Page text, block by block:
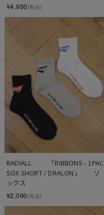
¥4,950(税込)
RADIALL  　　「RIBBONS - 1PAC
SOX SHORT / DRALON」　　ソ
ックス
¥2,090(税込)